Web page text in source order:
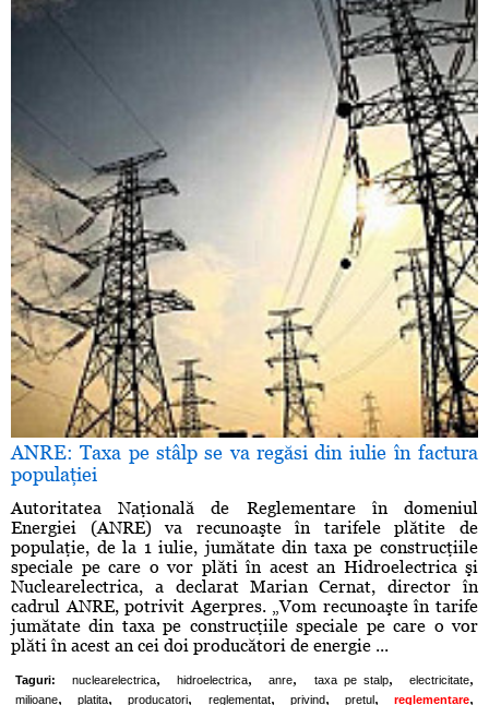
ANRE: Taxa pe stâlp se va regăsi din iulie în factura
populaţiei
Autoritatea Naţională de Reglementare în domeniul
Energiei (ANRE) va recunoaşte în tarifele plătite de
populaţie, de la 1 iulie, jumătate din taxa pe construcţiile
speciale pe care o vor plăti în acest an Hidroelectrica şi
Nuclearelectrica, a declarat Marian Cernat, director în
cadrul ANRE, potrivit Agerpres. „Vom recunoaşte în tarife
jumătate din taxa pe construcţiile speciale pe care o vor
plăti în acest an cei doi producători de energie ...
Taguri: nuclearelectrica, hidroelectrica, anre, taxa pe stalp, electricitate,
milioane, platita, producatori, reglementat, privind, pretul, reglementare,